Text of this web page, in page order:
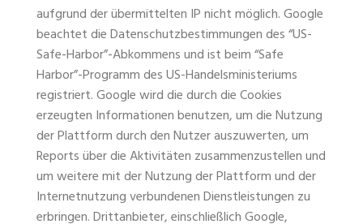
aufgrund der übermittelten IP nicht möglich. Google
beachtet die Datenschutzbestimmungen des “US-
Safe-Harbor”-Abkommens und ist beim “Safe
Harbor”-Programm des US-Handelsministeriums
registriert. Google wird die durch die Cookies
erzeugten Informationen benutzen, um die Nutzung
der Plattform durch den Nutzer auszuwerten, um
Reports über die Aktivitäten zusammenzustellen und
um weitere mit der Nutzung der Plattform und der
Internetnutzung verbundenen Dienstleistungen zu
erbringen. Drittanbieter, einschließlich Google,